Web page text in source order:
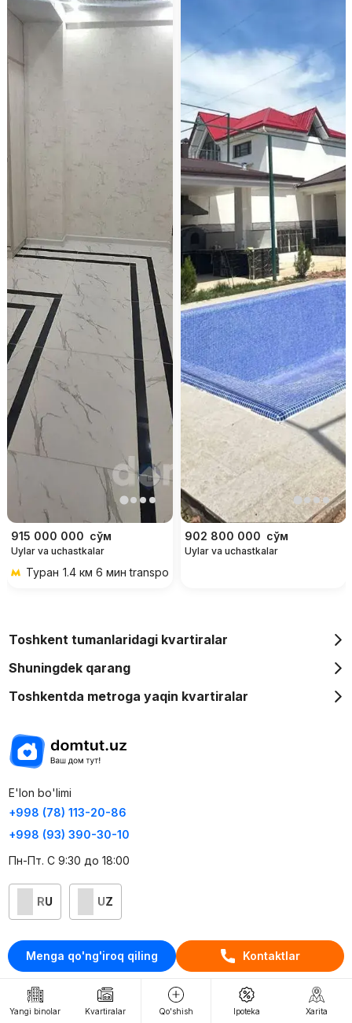
Menga qo'ng'iroq qiling Kontaktlar
915 000 000 сўм
Uylar va uchastkalar
Туран 1.4 км 6 мин transportda
902 800 000 сўм
Uylar va uchastkalar
Yangi binolar Kvartiralar Qo'shish Ipoteka Xarita
Toshkent tumanlaridagi kvartiralar
Shuningdek qarang
Toshkentda metroga yaqin kvartiralar
E'lon bo'limi
+998 (78) 113-20-86
+998 (93) 390-30-10
Пн-Пт. С 9:30 до 18:00
RU UZ
Kontaktlar
loyiha haqida
Webnow © loyihasi